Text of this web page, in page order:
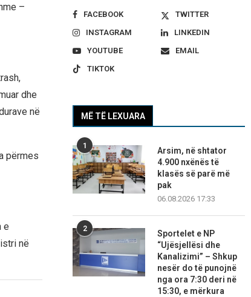
–
dhe
në
përmes
e
në
FACEBOOK
TWITTER
INSTAGRAM
LINKEDIN
YOUTUBE
EMAIL
TIKTOK
MË TË LEXUARA
1
Arsim, në shtator
4.900 nxënës të
klasës së parë më
pak
06.08.2026 17:33
2
Sportelet e NP
“Ujësjellësi dhe
Kanalizimi” – Shkup
nesër do të punojnë
nga ora 7:30 deri në
15:30, e mërkura